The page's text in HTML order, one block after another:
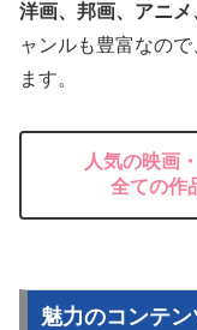
洋画、邦画、アニ
ャンルも豊富なの
ます。
人気の映画
全ての作
魅力のコンテン